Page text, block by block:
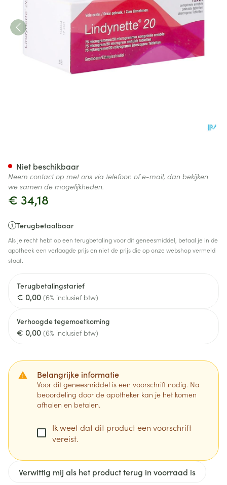
€ 34,18
Terugbetaalbaar
Als je recht hebt op een terugbetaling voor dit geneesmiddel, betaal je in de
apotheek een verlaagde prijs en niet de prijs die op onze webshop vermeld
staat.
Terugbetalingstarief
€ 0,00 (6% inclusief btw)
Verhoogde tegemoetkoming
€ 0,00 (6% inclusief btw)
Belangrijke informatie
Voor dit geneesmiddel is een voorschrift nodig. Na
beoordeling door de apotheker kan je het komen
afhalen en betalen.
Ik weet dat dit product een voorschrift
vereist.
Verwittig mij als het product terug in voorraad is
Niet beschikbaar
Neem contact op met ons via telefoon of e-mail, dan bekijken
we samen de mogelijkheden.